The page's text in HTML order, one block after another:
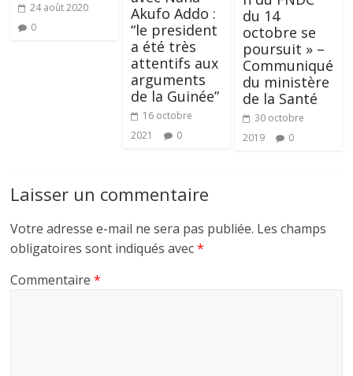
24 août 2020
0
Akufo Addo :
“le president
a été très
attentifs aux
arguments
de la Guinée”
16 octobre
2021
0
du 14
octobre se
poursuit » –
Communiqué
du ministère
de la Santé
30 octobre
2019
0
Laisser un commentaire
Votre adresse e-mail ne sera pas publiée. Les champs
obligatoires sont indiqués avec*
Commentaire*